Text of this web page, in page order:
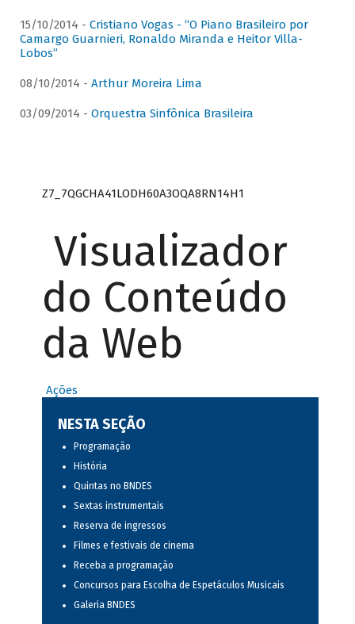
15/10/2014 - Cristiano Vogas - “O Piano Brasileiro por
Camargo Guarnieri, Ronaldo Miranda e Heitor Villa-
Lobos”
08/10/2014 - Arthur Moreira Lima
03/09/2014 - Orquestra Sinfônica Brasileira
Z7_7QGCHA41LODH60A3OQA8RN14H1
Visualizador
do Conteúdo
da Web
Ações
NESTA SEÇÃO
Programação
História
Quintas no BNDES
Sextas instrumentais
Reserva de ingressos
Filmes e festivais de cinema
Receba a programação
Concursos para Escolha de Espetáculos Musicais
Galeria BNDES